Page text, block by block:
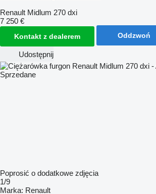
Renault Midlum 270 dxi
7 250 €
Kontakt z dealerem Oddzwoń
Udostępnij
Sprzedane
Poprosić o dodatkowe zdjęcia
1/9
Marka: Renault